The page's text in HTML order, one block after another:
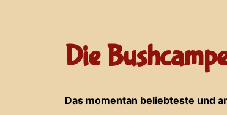
Die
Das momentan beliebteste und